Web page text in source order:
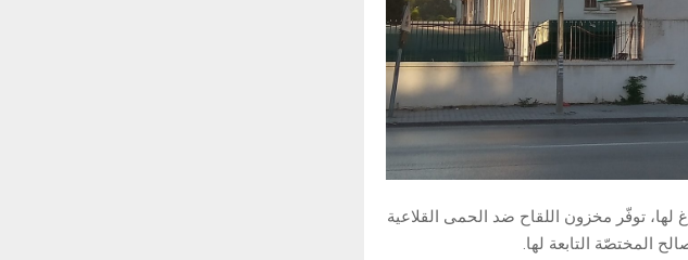
لها، توفّر مخزون اللقاح ضد الحمى القلاعية
المختصّة التابعة لها.